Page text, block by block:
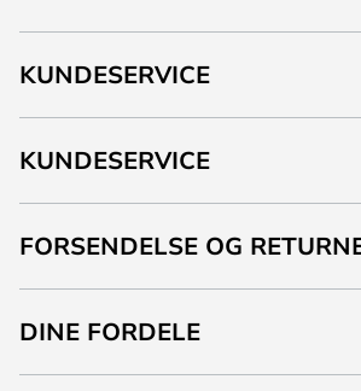
KUNDESERVICE
KUNDESERVICE
FORSENDELSE OG
DINE FORDELE